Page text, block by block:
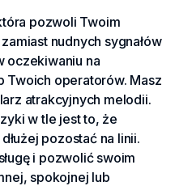
pozwoli Twoim
nudnych sygnałów
oczekiwaniu na
operatorów. Masz
atrakcyjnych melodii.
w tle jest to, że
pozostać na linii.
i pozwolić swoim
spokojnej lub